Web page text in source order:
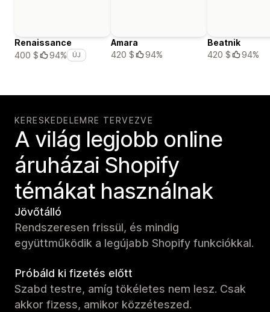
Renaissance
400 $
94% ÚJ
Amara
420 $
94%
Beatnik
420 $
94%
KERESKEDELEMRE TERVEZVE
A világ legjobb online
áruházai Shopify
témákat használnak
Jövőtálló
Rendszeresen frissül, és mindig
együttműködik a legújabb Shopify funkciókkal.
Próbáld ki fizetés előtt
Szabd testre, amíg tökéletes nem lesz. Csak
akkor fizess, amikor közzéteszed.